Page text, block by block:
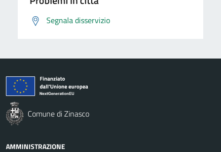
Segnala disservizio
Comune di Zinasco
AMMINISTRAZIONE